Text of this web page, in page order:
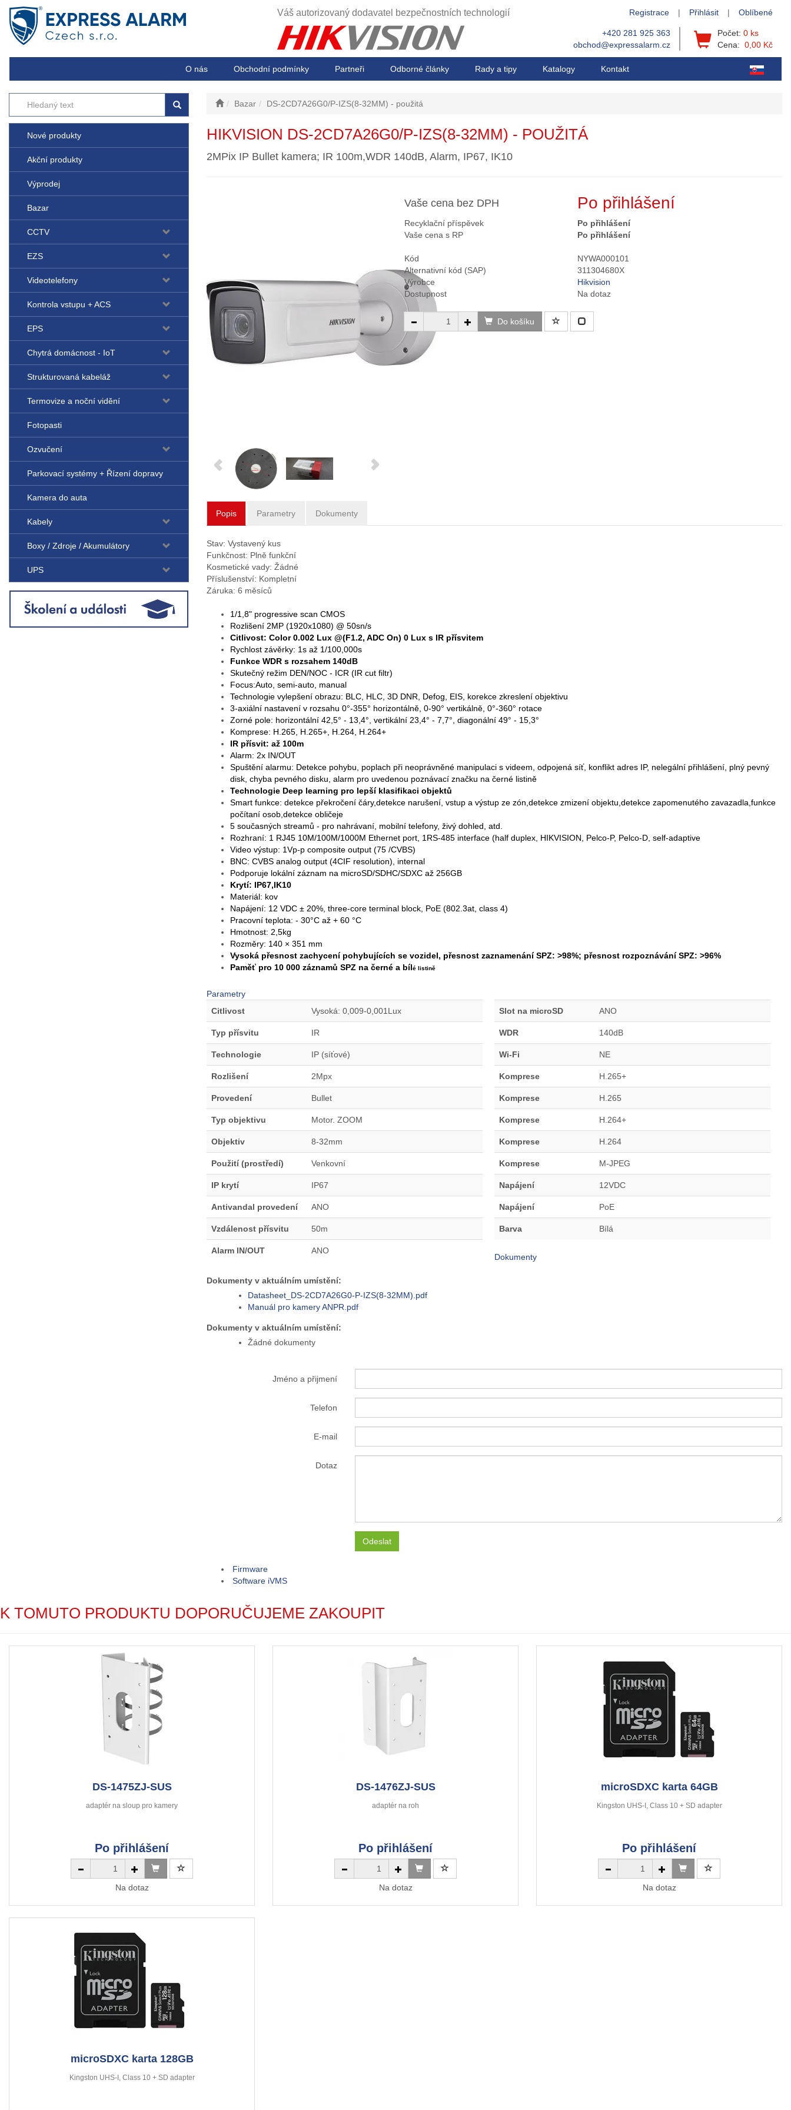
Váš autorizovaný dodavatel bezpečnostních technologií Registrace | Přihlásit | Oblíbené
+420 281 925 363
obchod@expressalarm.cz
Počet: 0 ks
Cena: 0,00 Kč
O nás Obchodní podmínky Partneři Odborné články Rady a tipy Katalogy Kontakt
Nové produkty
Akční produkty
Výprodej
Bazar
CCTV
EZS
Videotelefony
Kontrola vstupu + ACS
EPS
Chytrá domácnost - IoT
Strukturovaná kabeláž
Termovize a noční vidění
Fotopasti
Ozvučení
Parkovací systémy + Řízení dopravy
Kamera do auta
Kabely
Boxy / Zdroje / Akumulátory
UPS
Bazar DS-2CD7A26G0/P-IZS(8-32MM) - použitá
HIKVISION DS-2CD7A26G0/P-IZS(8-32MM) - POUŽITÁ
2MPix IP Bullet kamera; IR 100m,WDR 140dB, Alarm, IP67, IK10
Vaše cena bez DPH Po přihlášení
Recyklační příspěvek
Po přihlášení
Vaše cena s RP
Po přihlášení
Kód
NYWA000101
Alternativní kód (SAP)
311304680X
Výrobce
Hikvision
Dostupnost
Na dotaz
Do košíku
Popis Parametry Dokumenty
Stav: Vystavený kus
Funkčnost: Plně funkční
Kosmetické vady: Žádné
Příslušenství: Kompletní
Záruka: 6 měsíců
1/1,8" progressive scan CMOS
Rozlišení 2MP (1920x1080) @ 50sn/s
Citlivost: Color 0.002 Lux @(F1.2, ADC On) 0 Lux s IR přísvitem
Rychlost závěrky: 1s až 1/100,000s
Funkce WDR s rozsahem 140dB
Skutečný režim DEN/NOC - ICR (IR cut filtr)
Focus:Auto, semi-auto, manual
Technologie vylepšení obrazu: BLC, HLC, 3D DNR, Defog, EIS, korekce zkreslení objektivu
3-axiální nastavení v rozsahu 0°-355° horizontálně, 0-90° vertikálně, 0°-360° rotace
Zorné pole: horizontální 42,5° - 13,4°, vertikální 23,4° - 7,7°, diagonální 49° - 15,3°
Komprese: H.265, H.265+, H.264, H.264+
IR přísvit: až 100m
Alarm: 2x IN/OUT
Spuštění alarmu: Detekce pohybu, poplach při neoprávněné manipulaci s videem, odpojená síť, konflikt adres IP, nelegální přihlášení, plný pevný
disk, chyba pevného disku, alarm pro uvedenou poznávací značku na černé listině
Technologie Deep learning pro lepší klasifikaci objektů
Smart funkce: detekce překročení čáry,detekce narušení, vstup a výstup ze zón,detekce zmizení objektu,detekce zapomenutého zavazadla,funkce
počítaní osob,detekce obličeje
5 současných streamů - pro nahrávaní, mobilní telefony, živý dohled, atd.
Rozhraní: 1 RJ45 10M/100M/1000M Ethernet port, 1RS-485 interface (half duplex, HIKVISION, Pelco-P, Pelco-D, self-adaptive
Video výstup: 1Vp-p composite output (75 /CVBS)
BNC: CVBS analog output (4CIF resolution), internal
Podporuje lokální záznam na microSD/SDHC/SDXC až 256GB
Krytí: IP67,IK10
Materiál: kov
Napájení: 12 VDC ± 20%, three-core terminal block, PoE (802.3at, class 4)
Pracovní teplota: - 30°C až + 60 °C
Hmotnost: 2,5kg
Rozměry: 140 × 351 mm
Vysoká přesnost zachycení pohybujících se vozidel, přesnost zaznamenání SPZ: >98%; přesnost rozpoznávání SPZ: >96%
Paměť pro 10 000 záznamů SPZ na černé a bílé listině
Parametry
Citlivost
Vysoká: 0,009-0,001Lux
Typ přísvitu IR
Technologie IP (síťové)
Rozlišení 2Mpx
Provedení Bullet
Typ objektivu Motor. ZOOM
Objektiv 8-32mm
Použití (prostředí) Venkovní
IP krytí IP67
Antivandal provedení ANO
Vzdálenost přísvitu 50m
Alarm IN/OUT ANO
Slot na microSD ANO
WDR 140dB
Wi-Fi NE
Komprese H.265+
Komprese H.265
Komprese H.264+
Komprese H.264
Komprese M-JPEG
Napájení 12VDC
Napájení PoE
Barva Bílá
Dokumenty
Dokumenty v aktuálním umístění:
Datasheet_DS-2CD7A26G0-P-IZS(8-32MM).pdf
Manuál pro kamery ANPR.pdf
Dokumenty v aktuálním umístění:
Žádné dokumenty
Jméno a přijmení
Telefon
E-mail
Dotaz
Odeslat
Firmware
Software iVMS
K TOMUTO PRODUKTU DOPORUČUJEME ZAKOUPIT
DS-1475ZJ-SUS
adaptér na sloup pro kamery
Po přihlášení
Na dotaz
DS-1476ZJ-SUS
adaptér na roh
Po přihlášení
Na dotaz
microSDXC karta 64GB
Kingston UHS-I, Class 10 + SD adapter
Po přihlášení
Na dotaz
microSDXC karta 128GB
Kingston UHS-I, Class 10 + SD adapter